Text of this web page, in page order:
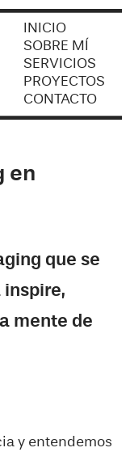
INICIO
SOBRE MÍ
SERVICIOS
PROYECTOS
CONTACTO
en
que se
inspire,
mente de
y entendemos